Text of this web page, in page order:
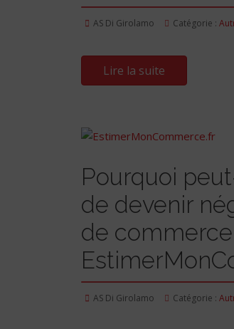
AS Di Girolamo Catégorie :
Lire la suite
Pourquoi
de devenir
de commerce
AS Di Girolamo Catégorie :